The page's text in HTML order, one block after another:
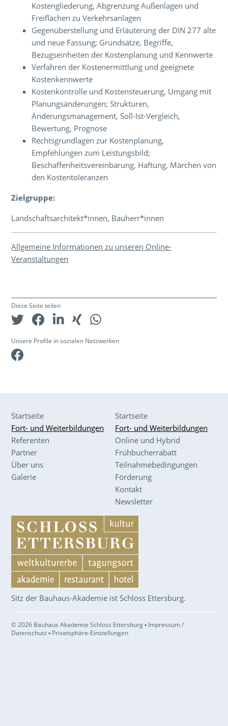
Kostengliederung, Abgrenzung Außenlagen und
Freiflächen zu Verkehrsanlagen
Gegenüberstellung und Erläuterung der DIN 277 alte
und neue Fassung; Grundsätze, Begriffe,
Bezugseinheiten der Kostenplanung und Kennwerte
Verfahren der Kostenermittlung und geeignete
Kostenkennwerte
Kostenkontrolle und Kostensteuerung, Umgang mit
Planungsänderungen; Strukturen,
Änderungsmanagement, Soll-Ist-Vergleich,
Bewertung, Prognose
Rechtsgrundlagen zur Kostenplanung,
Empfehlungen zum Leistungsbild;
Beschaffenheitsvereinbarung, Haftung, Märchen von
den Kostentoleranzen
Zielgruppe:
Landschaftsarchitekt*innen, Bauherr*innen
Allgemeine Informationen zu unseren Online-
Veranstaltungen
Diese Seite teilen
Unsere Profile in sozialen Netzwerken
Startseite
Fort- und Weiterbildungen
Referenten
Partner
Über uns
Galerie
Startseite
Fort- und Weiterbildungen
Online und Hybrid
Frühbucherrabatt
Teilnahmebedingungen
Förderung
Kontakt
Newsletter
Sitz der Bauhaus-Akademie ist Schloss Ettersburg.
© 2026 Bauhaus Akademie Schloss Ettersburg ▪ Impressum /
Datenschutz ▪ Privatsphäre-Einstellungen